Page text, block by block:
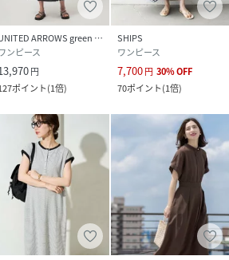
着用サイズ：ONESIZE
着用サイズ：ONESIZE
ディース
ーヨン90％、 ポリエステル10％
SIZE
224530043-19-99 RK2736 )
UNITED ARROWS green label relaxing
ンピース
円
ポイント(1倍)
SHIPS
ワンピース
7,700円 30%OFF
70ポイント(1倍)